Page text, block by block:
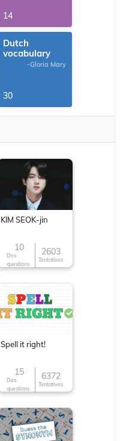
14
Dutch
vocabulary
-Gloria Mary
30
KIM SEOK-jin
10
Des
questions
2603
Tentatives
Spell it right!
15
Des
questions
6372
Tentatives